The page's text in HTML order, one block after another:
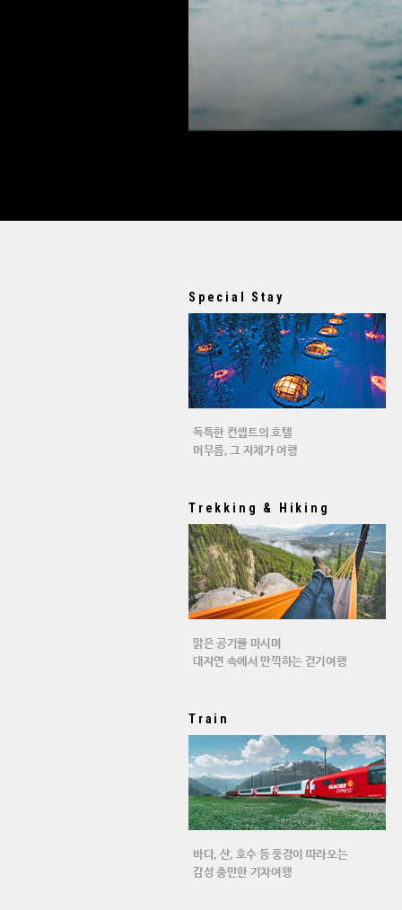
Golf _France
프랑스 최고의 골프리조트 에
Special Stay
독특한 컨셉트의 호텔
머무름, 그 자체가 여행
Trekking & Hiking
맑은 공기를 마시며
대자연 속에서 만끽하는 걷기여행
Train
바다, 산, 호수 등 풍경이 따라오는
감성 충만한 기차여행